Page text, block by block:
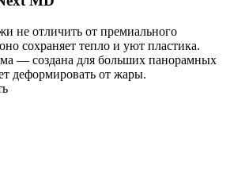
не отличить от премиального
сохраняет тепло и уют пластика.
— создана для больших панорамных
деформировать от жары.